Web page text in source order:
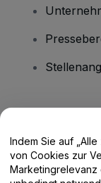
Hilfe-
Indem Sie auf
von Cookies zur
Marketingrelevanz der Website zu.